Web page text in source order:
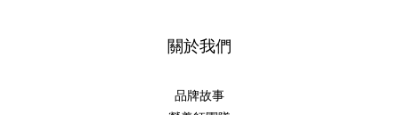
關於我們
品牌故事